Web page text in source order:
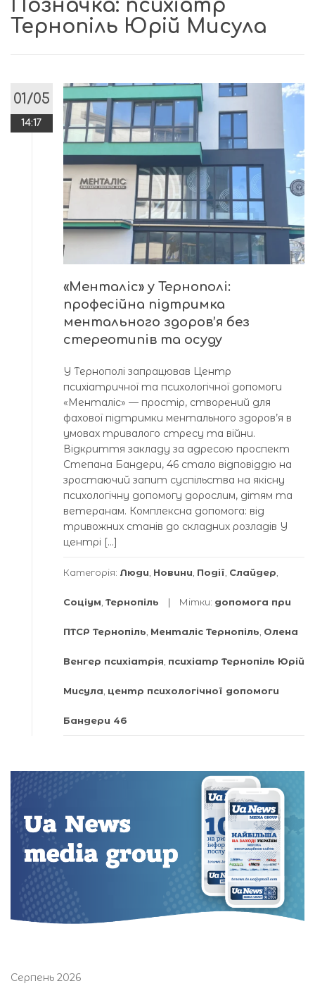
Позначка: психіатр
Тернопіль Юрій Мисула
01/05
14:17
«Менталіс» у Тернополі:
професійна підтримка
ментального здоров’я без
стереотипів та осуду
У Тернополі запрацював Центр
психіатричної та психологічної допомоги
«Менталіс» — простір, створений для
фахової підтримки ментального здоров’я в
умовах тривалого стресу та війни.
Відкриття закладу за адресою проспект
Степана Бандери, 46 стало відповіддю на
зростаючий запит суспільства на якісну
психологічну допомогу дорослим, дітям та
ветеранам. Комплексна допомога: від
тривожних станів до складних розладів У
центрі […]
Категорія: Люди, Новини, Події, Слайдер,
Соціум, Тернопіль Мітки: допомога при
ПТСР Тернопіль, Менталіс Тернопіль, Олена
Венгер психіатрія, психіатр Тернопіль Юрій
Мисула, центр психологічної допомоги
Бандери 46
Серпень 2026